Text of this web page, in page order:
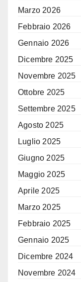
Marzo 2026
Febbraio 2026
Gennaio 2026
Dicembre 2025
Novembre 2025
Ottobre 2025
Settembre 2025
Agosto 2025
Luglio 2025
Giugno 2025
Maggio 2025
Aprile 2025
Marzo 2025
Febbraio 2025
Gennaio 2025
Dicembre 2024
Novembre 2024